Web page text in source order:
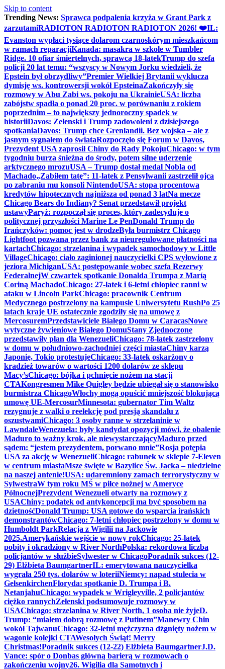
Skip to content
Trending News: Sprawca podpalenia krzyża w Grant Park z
zarzutamiRADIOTON RADIOTON RADIOTON 2026! ❤️IL:
Evanston wypłaci tysiące dolarom czarnoskórym mieszkańcom
w ramach reparacjiKanada: masakra w szkole w Tumbler
Ridge. 10 ofiar śmiertelnych, sprawcą 18-latekTrump do szefa
policji 20 lat temu: “wszyscy w Nowym Jorku wiedzieli, że
Epstein był obrzydliwy”Premier Wielkiej Brytanii wyklucza
dymisję ws. kontrowersji wokół EpsteinaZakończyły się
rozmowy w Abu Zabi ws. pokoju na UkrainieUSA: liczba
zabójstw spadła o ponad 20 proc. w porównaniu z rokiem
poprzednim – to największy jednoroczny spadek w
historiiDavos: Zełenski i Trump zadowoleni z dzisiejszego
spotkaniaDavos: Trump chce Grenlandii. Bez wojska – ale z
jasnym sygnałem do świataRozpoczęło się Forum w Davos,
Prezydent USA zaprosił Chiny do Rady PokojuChicago: w tym
tygodniu burza śnieżna do środy, potem silne uderzenie
arktycznego mrozuUSA – Trump dostał medal Nobla od
Machado„Zabiłem tatę”: 11-latek z Pensylwanii zastrzelił ojca
po zabraniu mu konsoli NintendoUSA: stopa procentowa
kredytów hipotecznych najniższa od ponad 3 latNa mecze
Chicago Bears do Indiany? Senat przedstawił projekt
ustawyParyż: rozpoczął się proces, który zadecyduje o
politycznej przyszłości Marine Le PenDonald Trump do
Irańczyków: pomoc jest w drodzeByła burmistrz Chicago
Lightfoot pozwana przez bank za nieuregulowane płatności na
kartachChicago: strzelanina i wypadek samochodowy w Little
VillageChicago: ciało zaginionej nauczycielki CPS wyłowione z
jeziora MichiganUSA: postępowanie wobec szefa Rezerwy
FederalnejW czwartek spotkanie Donalda Trumpa z Maríą
Coriną MachadoChicago: 27-latek i 6-letni chłopiec ranni w
ataku w Lincoln ParkChicago: pracownik Centrum
Medycznego postrzelony na kampusie Uniwersytetu RushPo 25
latach kraje UE ostatecznie zgodziły się na umowę z
MercosuremPrzedstawiciele Białego Domu w CaracasNowe
wytyczne żywieniowe Białego DomuStany Zjednoczone
przedstawiły plan dla WenezueliChicago: 78-latek zastrzelony
w domu w południowo-zachodniej części miastaChiny karzą
Japonię, Tokio protestujeChicago: 33-latek oskarżony o
kradzież towarów o wartości 1200 dolarów ze sklepu
Macy’sChicago: bójka i pchnięcie nożem na stacji
CTAKongresmen Mike Quigley będzie ubiegał się o stanowisko
burmistrza ChicagoWłochy mogą opuścić mniejszość blokującą
umowę UE-MercosurMinnesota: gubernator Tim Waltz
rezygnuje z walki o reelekcję pod presją skandalu z
oszustwamiChicago: 3 osoby ranne w strzelaninie w
LawndaleWenezuela: były kandydat opozycji mówi, że obalenie
Maduro to ważny krok, ale niewystarczającyMaduro przed
sądem: “jestem prezydentem, porwano mnie”Rosja potępia
USA za akcję w WenezueliChicago: rabunek w sklepie 7-Eleven
w centrum miastaMsze święte w Bazylice Św. Jacka – niedzielne
na naszej antenie!USA: udaremniony zamach terrorystyczny w
SylwestraW tym roku MŚ w piłce nożnej w Ameryce
PółnocnejPrezydent Wenezueli otwarty na rozmowy z
USAChiny: podatek od antykoncepcji ma być sposobem na
dzietnośćDonald Trump: USA gotowe do wsparcia irańskich
demonstrantówChicago: 7-letni chłopiec postrzelony w domu w
Humboldt ParkRelacja z Wigilii na Jackowie
2025.Amerykańskie wejście w nowy rokChicago: 25-latek
pobity i okradziony w River NorthPolska: rekordowa liczba
policjantów w służbieSylwester w ChicagoPoradnik sukces (12-
29) Elżbieta BaumgartnerIL: emerytowana nauczycielka
wygrała 250 tys. dolarów w loteriiNiemcy: napad stulecia w
GelsenkirchenFloryda: spotkanie D. Trumpa i B.
NetanjahuChicago: wypadek w Wrigleyville, 2 policjantów
ciężko rannychZełenski podsumowuje rozmowy w
USAChicago: strzelanina w River North, 1 osoba nie żyjeD.
Trump: “miałem dobrą rozmowę z Putinem”Manewry Chin
wokół TajwanuChicago: 32-letni mężczyzna dźgnięty nożem w
wagonie kolejki CTAWesołych Świąt! Merry
Christmas!Poradnik sukces (12-22) Elżbieta BaumgartnerJ.D.
Vance: spór o Donbas główną barierą w rozmowach o
zakończeniu wojny26. Wigilia dla Samotnych i